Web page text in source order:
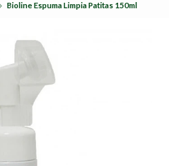
Bioline Espuma Limpia Patitas 150ml